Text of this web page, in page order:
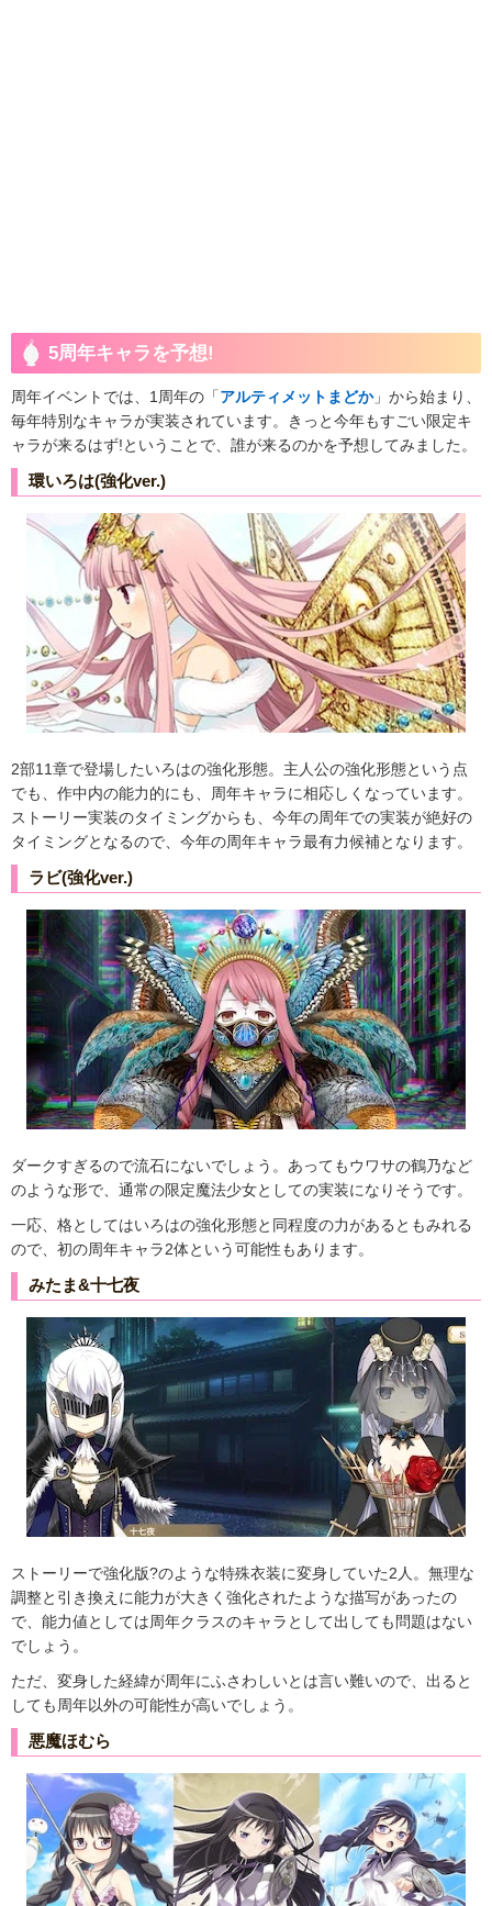
5周年キャラを予想!
周年イベントでは、1周年の「アルティメットまどか」から始まり、
毎年特別なキャラが実装されています。きっと今年もすごい限定キ
ャラが来るはず!ということで、誰が来るのかを予想してみました。
環いろは(強化ver.)
2部11章で登場したいろはの強化形態。主人公の強化形態という点
でも、作中内の能力的にも、周年キャラに相応しくなっています。
ストーリー実装のタイミングからも、今年の周年での実装が絶好の
タイミングとなるので、今年の周年キャラ最有力候補となります。
ラビ(強化ver.)
ダークすぎるので流石にないでしょう。あってもウワサの鶴乃など
のような形で、通常の限定魔法少女としての実装になりそうです。
一応、格としてはいろはの強化形態と同程度の力があるともみれる
ので、初の周年キャラ2体という可能性もあります。
みたま&十七夜
ストーリーで強化版?のような特殊衣装に変身していた2人。無理な
調整と引き換えに能力が大きく強化されたような描写があったの
で、能力値としては周年クラスのキャラとして出しても問題はない
でしょう。
ただ、変身した経緯が周年にふさわしいとは言い難いので、出ると
しても周年以外の可能性が高いでしょう。
悪魔ほむら